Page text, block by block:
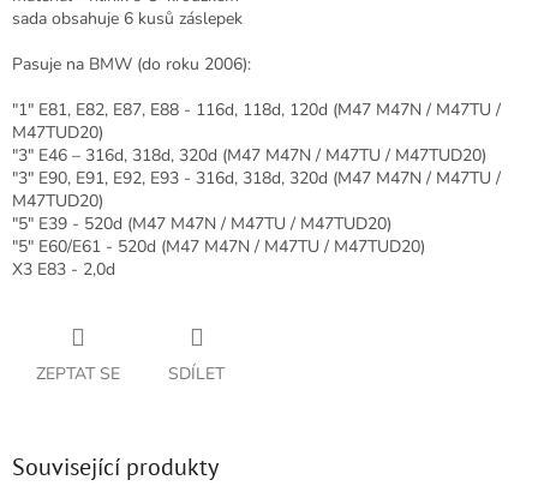
sada obsahuje 6 kusů záslepek
Pasuje na BMW (do roku 2006):
"1" E81, E82, E87, E88 - 116d, 118d, 120d (M47 M47N / M47TU /
M47TUD20)
"3" E46 – 316d, 318d, 320d (M47 M47N / M47TU / M47TUD20)
"3" E90, E91, E92, E93 - 316d, 318d, 320d (M47 M47N / M47TU /
M47TUD20)
"5" E39 - 520d (M47 M47N / M47TU / M47TUD20)
"5" E60/E61 - 520d (M47 M47N / M47TU / M47TUD20)
X3 E83 - 2,0d
ZEPTAT SE SDÍLET
Související produkty